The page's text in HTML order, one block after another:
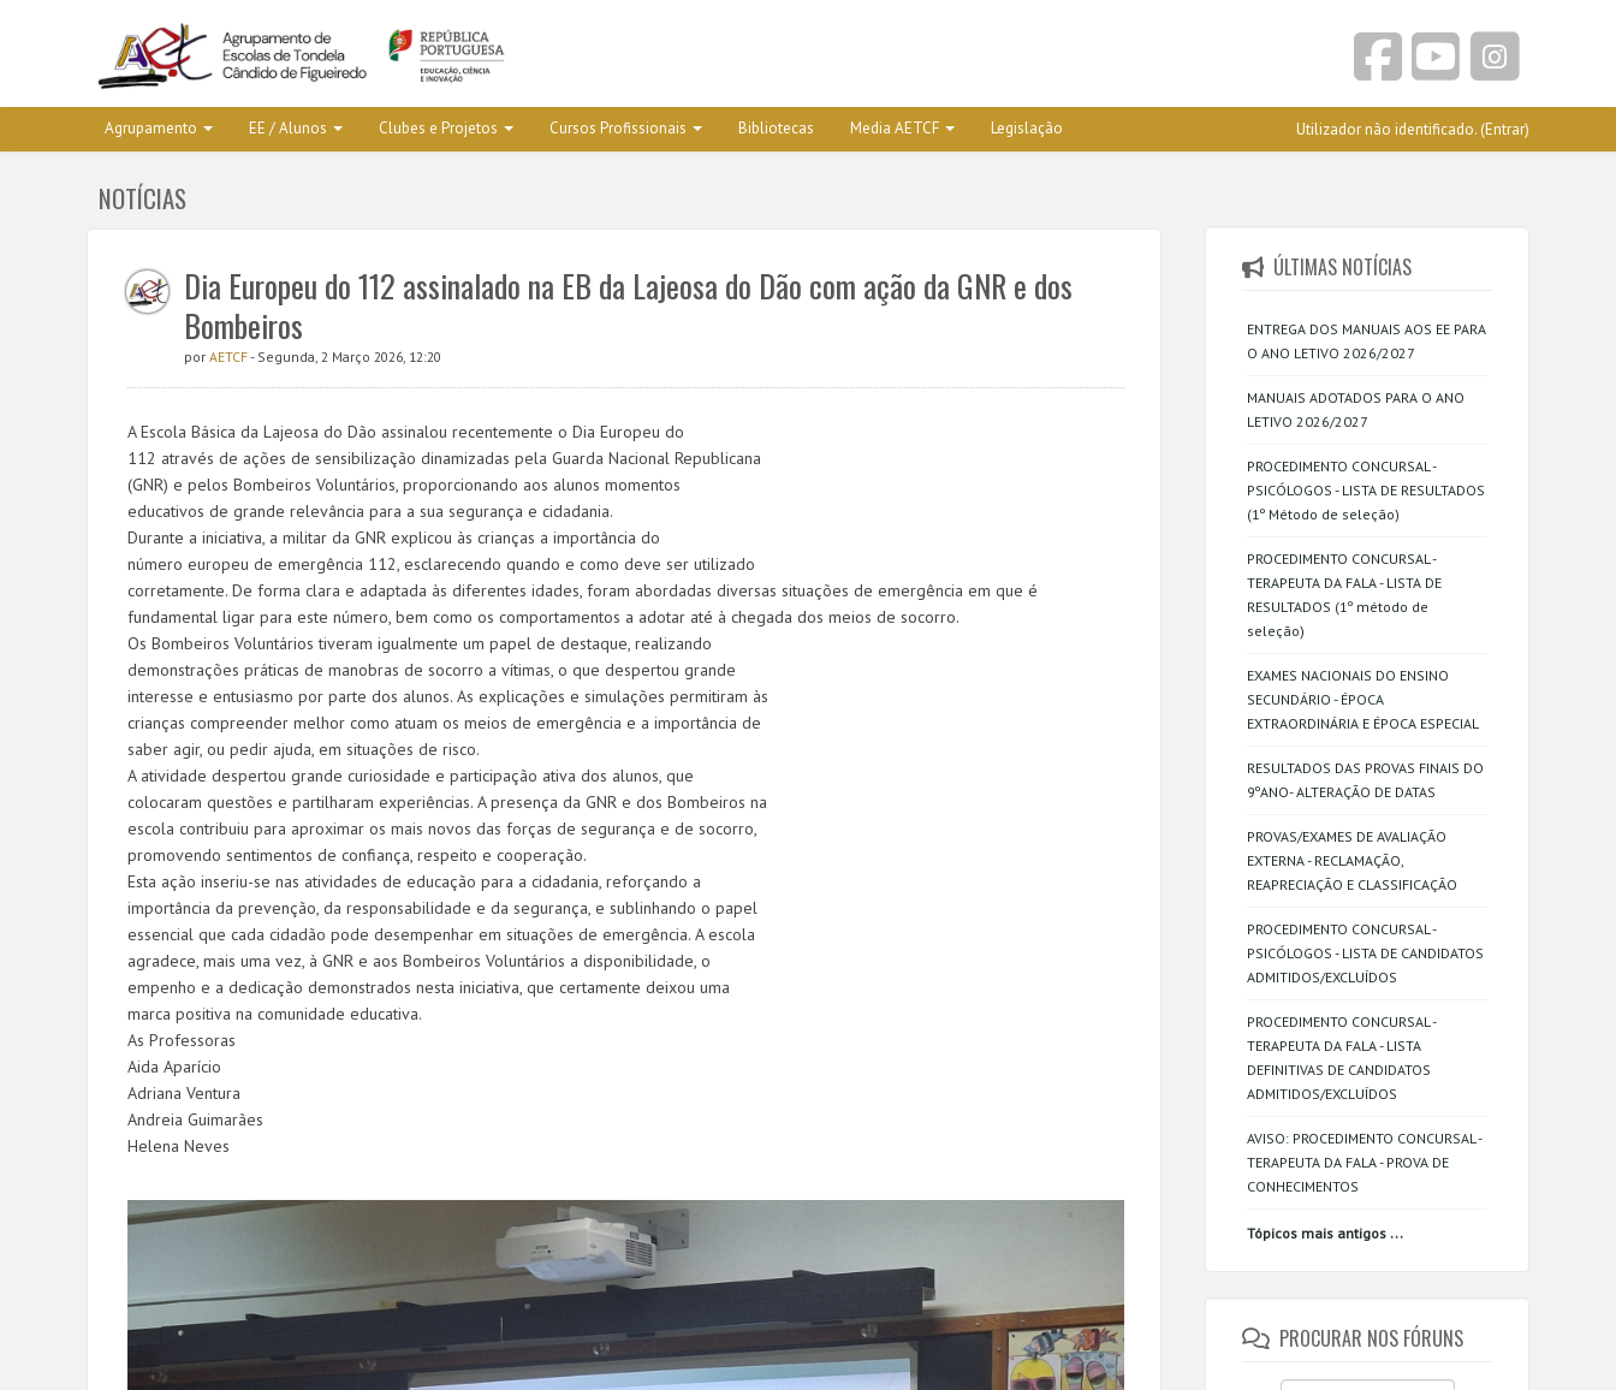
Agrupamento EE / Alunos Clubes e Projetos Cursos Profissionais Bibliotecas Media AETCF Legislação Utilizador não identificado. (Entrar)
NOTÍCIAS
Dia Europeu do 112 assinalado na EB da Lajeosa do Dão com ação da GNR e dos
Bombeiros
por AETCF- Segunda, 2 Março 2026, 12:20
A Escola Básica da Lajeosa do Dão assinalou recentemente o Dia Europeu do
112 através de ações de sensibilização dinamizadas pela Guarda Nacional Republicana
(GNR) e pelos Bombeiros Voluntários, proporcionando aos alunos momentos
educativos de grande relevância para a sua segurança e cidadania.
Durante a iniciativa, a militar da GNR explicou às crianças a importância do
número europeu de emergência 112, esclarecendo quando e como deve ser utilizado
corretamente. De forma clara e adaptada às diferentes idades, foram abordadas diversas situações de emergência em que é
fundamental ligar para este número, bem como os comportamentos a adotar até à chegada dos meios de socorro.
Os Bombeiros Voluntários tiveram igualmente um papel de destaque, realizando
demonstrações práticas de manobras de socorro a vítimas, o que despertou grande
interesse e entusiasmo por parte dos alunos. As explicações e simulações permitiram às
crianças compreender melhor como atuam os meios de emergência e a importância de
saber agir, ou pedir ajuda, em situações de risco.
A atividade despertou grande curiosidade e participação ativa dos alunos, que
colocaram questões e partilharam experiências. A presença da GNR e dos Bombeiros na
escola contribuiu para aproximar os mais novos das forças de segurança e de socorro,
promovendo sentimentos de confiança, respeito e cooperação.
Esta ação inseriu-se nas atividades de educação para a cidadania, reforçando a
importância da prevenção, da responsabilidade e da segurança, e sublinhando o papel
essencial que cada cidadão pode desempenhar em situações de emergência. A escola
agradece, mais uma vez, à GNR e aos Bombeiros Voluntários a disponibilidade, o
empenho e a dedicação demonstrados nesta iniciativa, que certamente deixou uma
marca positiva na comunidade educativa.
As Professoras
Aida Aparício
Adriana Ventura
Andreia Guimarães
Helena Neves
ÚLTIMAS NOTÍCIAS
ENTREGA DOS MANUAIS AOS EE PARA
O ANO LETIVO 2026/2027
MANUAIS ADOTADOS PARA O ANO
LETIVO 2026/2027
PROCEDIMENTO CONCURSAL -
PSICÓLOGOS - LISTA DE RESULTADOS
(1º Método de seleção)
PROCEDIMENTO CONCURSAL -
TERAPEUTA DA FALA - LISTA DE
RESULTADOS (1º método de
seleção)
EXAMES NACIONAIS DO ENSINO
SECUNDÁRIO - ÉPOCA
EXTRAORDINÁRIA E ÉPOCA ESPECIAL
RESULTADOS DAS PROVAS FINAIS DO
9ºANO- ALTERAÇÃO DE DATAS
PROVAS/EXAMES DE AVALIAÇÃO
EXTERNA - RECLAMAÇÃO,
REAPRECIAÇÃO E CLASSIFICAÇÃO
PROCEDIMENTO CONCURSAL -
PSICÓLOGOS - LISTA DE CANDIDATOS
ADMITIDOS/EXCLUÍDOS
PROCEDIMENTO CONCURSAL -
TERAPEUTA DA FALA - LISTA
DEFINITIVAS DE CANDIDATOS
ADMITIDOS/EXCLUÍDOS
AVISO: PROCEDIMENTO CONCURSAL -
TERAPEUTA DA FALA - PROVA DE
CONHECIMENTOS
Tópicos mais antigos ...
PROCURAR NOS FÓRUNS